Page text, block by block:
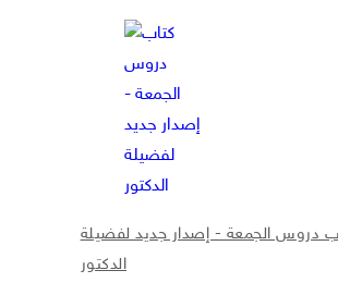
دروس الجمعة - إصدار جديد لفضيلة
الدكتور